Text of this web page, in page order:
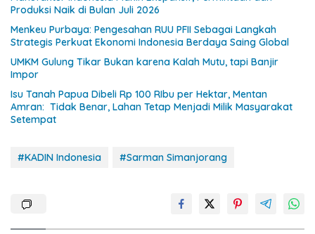
Produksi Naik di Bulan Juli 2026
Menkeu Purbaya: Pengesahan RUU PFII Sebagai Langkah
Strategis Perkuat Ekonomi Indonesia Berdaya Saing Global
UMKM Gulung Tikar Bukan karena Kalah Mutu, tapi Banjir
Impor
Isu Tanah Papua Dibeli Rp 100 RIbu per Hektar, Mentan
Amran: Tidak Benar, Lahan Tetap Menjadi Milik Masyarakat
Setempat
#KADIN Indonesia #Sarman Simanjorang